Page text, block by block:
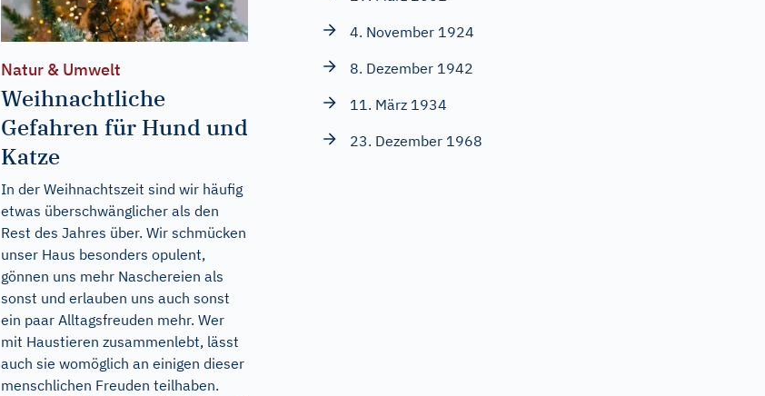
Natur & Umwelt
Weihnachtliche
Gefahren für Hund und
Katze
In der Weihnachtszeit sind wir häufig
etwas überschwänglicher als den
Rest des Jahres über. Wir schmücken
unser Haus besonders opulent,
gönnen uns mehr Naschereien als
sonst und erlauben uns auch sonst
ein paar Alltagsfreuden mehr. Wer
mit Haustieren zusammenlebt, lässt
auch sie womöglich an einigen dieser
menschlichen Freuden teilhaben.
4. November 1924
8. Dezember 1942
11. März 1934
23. Dezember 1968